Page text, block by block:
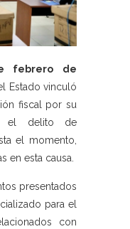
febrero de
Estado vinculó
fiscal por su
el delito de
el momento,
en esta causa.
presentados
para el
con